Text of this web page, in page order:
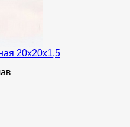
20х20х1,5